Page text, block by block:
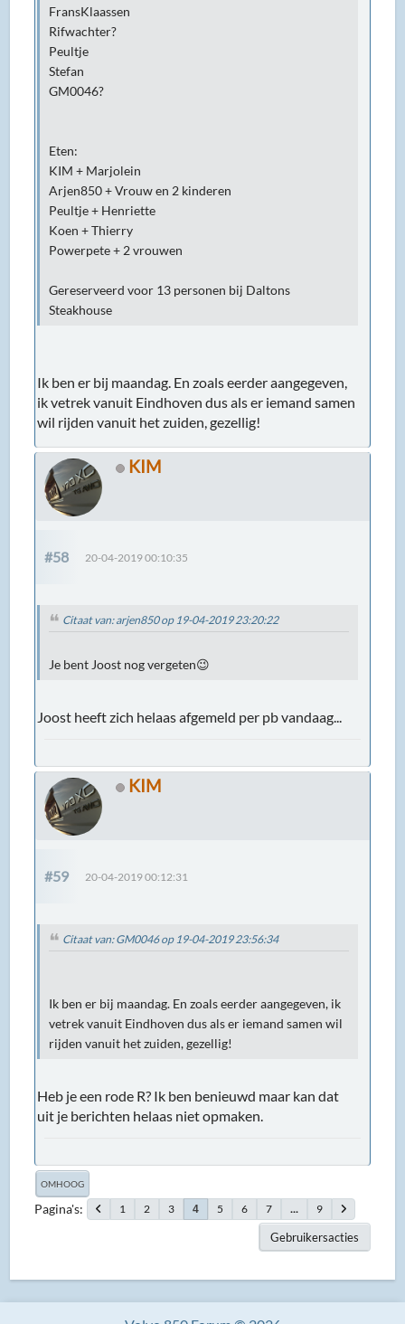
FransKlaassen
Rifwachter?
Peultje
Stefan
GM0046?
Eten:
KIM + Marjolein
Arjen850 + Vrouw en 2 kinderen
Peultje + Henriette
Koen + Thierry
Powerpete + 2 vrouwen
Gereserveerd voor 13 personen bij Daltons
Steakhouse
Ik ben er bij maandag. En zoals eerder aangegeven,
ik vetrek vanuit Eindhoven dus als er iemand samen
wil rijden vanuit het zuiden, gezellig!
KIM
#58 20-04-2019 00:10:35
Citaat van: arjen850 op 19-04-2019 23:20:22
Je bent Joost nog vergeten😉
Joost heeft zich helaas afgemeld per pb vandaag...
KIM
#59 20-04-2019 00:12:31
Citaat van: GM0046 op 19-04-2019 23:56:34
Ik ben er bij maandag. En zoals eerder aangegeven, ik
vetrek vanuit Eindhoven dus als er iemand samen wil
rijden vanuit het zuiden, gezellig!
Heb je een rode R? Ik ben benieuwd maar kan dat
uit je berichten helaas niet opmaken.
OMHOOG
Pagina's 1 2 3 4 5 6 7 ... 9
Gebruikersacties